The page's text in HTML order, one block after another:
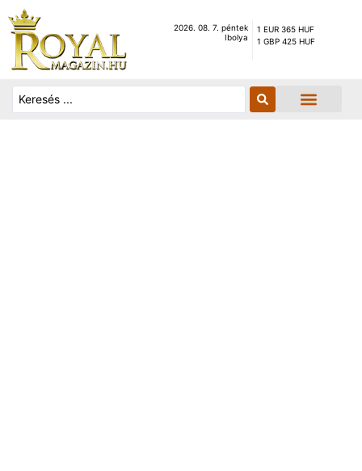
2026. 08. 7. péntek
Ibolya
1 EUR 365 HUF
1 GBP 425 HUF